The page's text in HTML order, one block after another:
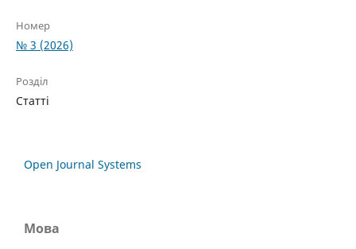
Номер
№ 3 (2026)
Розділ
Статті
Open Journal Systems
Мова